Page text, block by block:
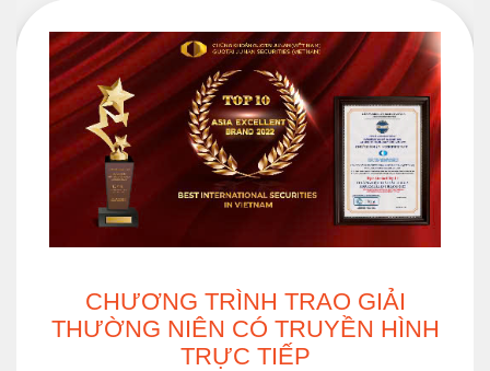
CHƯƠNG TRÌNH TRAO GIẢI
THƯỜNG NIÊN CÓ TRUYỀN HÌNH
TRỰC TIẾP